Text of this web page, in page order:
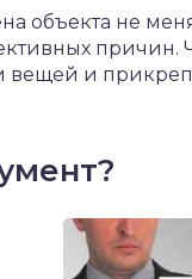
объекта не
причин.
и